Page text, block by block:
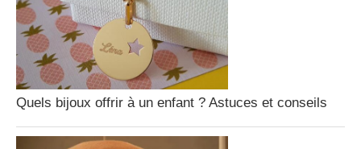
Quels bijoux offrir à un enfant ? Astuces et conseils